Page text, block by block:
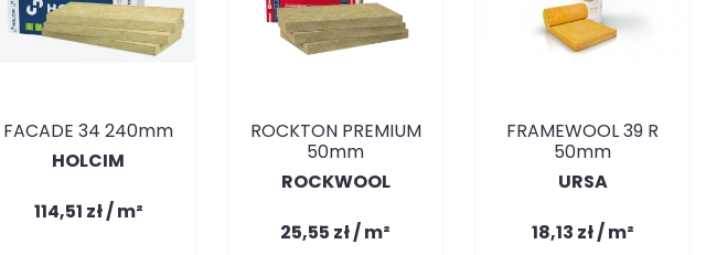
FACADE 34 240mm
HOLCIM
114,51 zł / m²
ROCKTON PREMIUM
50mm
ROCKWOOL
25,55 zł / m²
FRAMEWOOL 39 R
50mm
URSA
18,13 zł / m²